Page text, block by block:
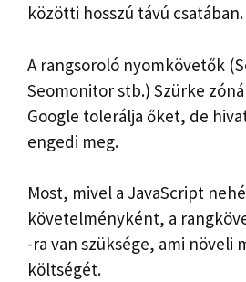
közötti hosszú távú csatában.
A rangsoroló nyomkövetők
Seomonitor stb.) Szürke
Google tolerálja őket, de
engedi meg.
Most, mivel a JavaScript
követelményként, a
-ra van szüksége, ami növeli
költségét.